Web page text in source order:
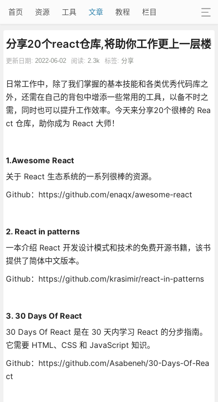
首页 资源 工具 文章 教程 栏目
分享20个react仓库,将助你工作更上一层楼
更新日期: 2022-06-02 阅读: 2.3k 标签: 分享
日常工作中，除了我们掌握的基本技能和各类优秀代码库之
外，还需在自己的背包中增添一些常用的工具，以备不时之
需，同时也可以提升工作效率。今天来分享20个很棒的 Rea
ct 仓库，助你成为 React 大师！
1.Awesome React
关于 React 生态系统的一系列很棒的资源。
Github：https://github.com/enaqx/awesome-react
2. React in patterns
一本介绍 React 开发设计模式和技术的免费开源书籍，该书
提供了简体中文版本。
Github：https://github.com/krasimir/react-in-patterns
3. 30 Days Of React
30 Days Of React 是在 30 天内学习 React 的分步指南。
它需要 HTML、CSS 和 JavaScript 知识。
Github：https://github.com/Asabeneh/30-Days-Of-Rea
ct